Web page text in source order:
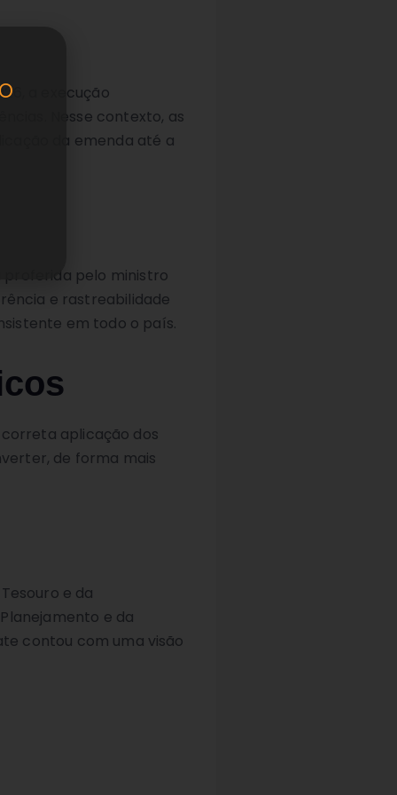
a execução
Nesse contexto, as
da emenda até a
proferida pelo ministro
e rastreabilidade
em todo o país.
aplicação dos
de forma mais
e da
e da
contou com uma visão